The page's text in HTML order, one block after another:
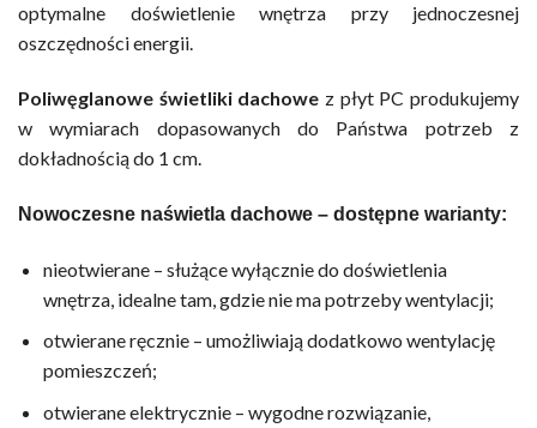
optymalne doświetlenie wnętrza przy jednoczesnej
oszczędności energii.
Poliwęglanowe świetliki dachowe z płyt PC produkujemy
w wymiarach dopasowanych do Państwa potrzeb z
dokładnością do 1 cm.
Nowoczesne naświetla dachowe – dostępne warianty:
nieotwierane – służące wyłącznie do doświetlenia
wnętrza, idealne tam, gdzie nie ma potrzeby wentylacji;
otwierane ręcznie – umożliwiają dodatkowo wentylację
pomieszczeń;
otwierane elektrycznie – wygodne rozwiązanie,